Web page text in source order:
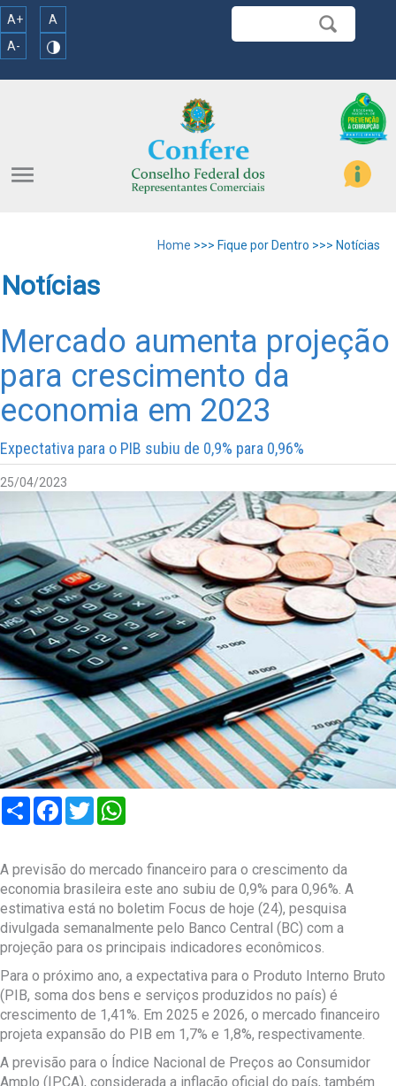
A+
A
A-
menu
Home >>> Fique por Dentro >>> Notícias
Notícias
Mercado aumenta projeção
para crescimento da
economia em 2023
Expectativa para o PIB subiu de 0,9% para 0,96%
25/04/2023
Compartilhar
Facebook
Twitter
A previsão do mercado financeiro para o crescimento da
economia brasileira este ano subiu de 0,9% para 0,96%. A
estimativa está no boletim Focus de hoje (24), pesquisa
divulgada semanalmente pelo Banco Central (BC) com a
projeção para os principais indicadores econômicos.
Para o próximo ano, a expectativa para o Produto Interno Bruto
(PIB, soma dos bens e serviços produzidos no país) é
crescimento de 1,41%. Em 2025 e 2026, o mercado financeiro
projeta expansão do PIB em 1,7% e 1,8%, respectivamente.
A previsão para o Índice Nacional de Preços ao Consumidor
Amplo (IPCA), considerada a inflação oficial do país, também